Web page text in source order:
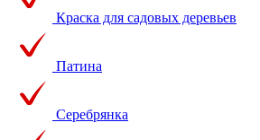
Краска для садовых деревьев
Патина
Серебрянка